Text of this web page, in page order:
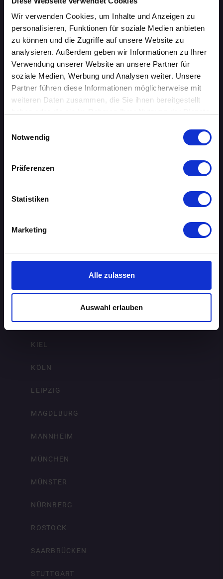
Wir verwenden Cookies, um Inhalte und Anzeigen zu
personalisieren, Funktionen für soziale Medien anbieten
zu können und die Zugriffe auf unsere Website zu
analysieren. Außerdem geben wir Informationen zu Ihrer
Verwendung unserer Website an unsere Partner für
soziale Medien, Werbung und Analysen weiter. Unsere
Partner führen diese Informationen möglicherweise mit
weiteren Daten zusammen, die Sie ihnen bereitgestellt
Notwendig
Präferenzen
Statistiken
Marketing
Alle zulassen
Auswahl erlauben
AACHEN
BERLIN
BIELEFELD
BRAUNSCHWEIG
BREMEN
FRANKFURT AM MAIN
FREIBURG IM BREISGAU
KARLSRUHE
KIEL
KÖLN
LEIPZIG
MAGDEBURG
MANNHEIM
MÜNCHEN
MÜNSTER
NÜRNBERG
ROSTOCK
SAARBRÜCKEN
STUTTGART